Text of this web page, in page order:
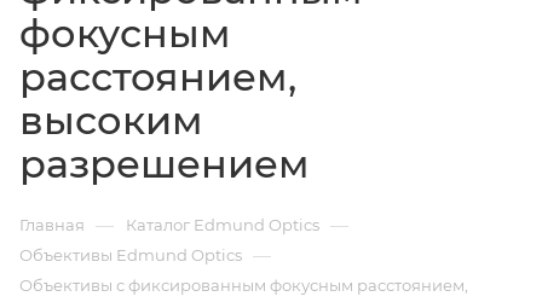
фокусным
расстоянием,
высоким
разрешением
Главная — Каталог Edmund Optics —
Объективы Edmund Optics —
Объективы с фиксированным фокусным расстоянием,